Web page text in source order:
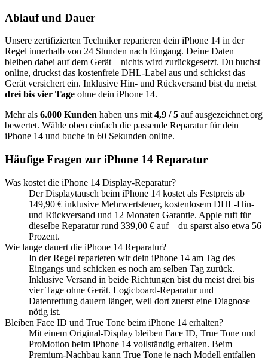
Ablauf und Dauer
Unsere zertifizierten Techniker reparieren dein iPhone 14 in der
Regel innerhalb von 24 Stunden nach Eingang. Deine Daten
bleiben dabei auf dem Gerät – nichts wird zurückgesetzt. Du buchst
online, druckst das kostenfreie DHL-Label aus und schickst das
Gerät versichert ein. Inklusive Hin- und Rückversand bist du meist
drei bis vier Tage ohne dein iPhone 14.
Mehr als 6.000 Kunden haben uns mit 4,9 / 5 auf ausgezeichnet.org
bewertet. Wähle oben einfach die passende Reparatur für dein
iPhone 14 und buche in 60 Sekunden online.
Häufige Fragen zur iPhone 14 Reparatur
Was kostet die iPhone 14 Display-Reparatur?
Der Displaytausch beim iPhone 14 kostet als Festpreis ab
149,90 € inklusive Mehrwertsteuer, kostenlosem DHL-Hin-
und Rückversand und 12 Monaten Garantie. Apple ruft für
dieselbe Reparatur rund 339,00 € auf – du sparst also etwa 56
Prozent.
Wie lange dauert die iPhone 14 Reparatur?
In der Regel reparieren wir dein iPhone 14 am Tag des
Eingangs und schicken es noch am selben Tag zurück.
Inklusive Versand in beide Richtungen bist du meist drei bis
vier Tage ohne Gerät. Logicboard-Reparatur und
Datenrettung dauern länger, weil dort zuerst eine Diagnose
nötig ist.
Bleiben Face ID und True Tone beim iPhone 14 erhalten?
Mit einem Original-Display bleiben Face ID, True Tone und
ProMotion beim iPhone 14 vollständig erhalten. Beim
Premium-Nachbau kann True Tone je nach Modell entfallen –